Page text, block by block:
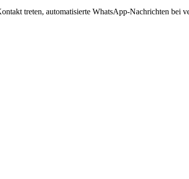
treten, automatisierte WhatsApp-Nachrichten bei